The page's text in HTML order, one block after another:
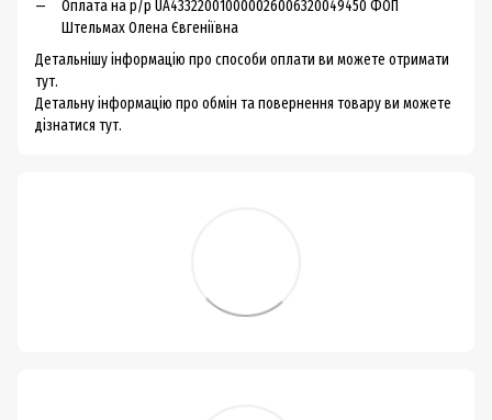
Оплата на р/р UA433220010000026006320049450 ФОП
Штельмах Олена Євгеніївна
Детальнішу інформацію про способи оплати ви можете отримати
тут.
Детальну інформацію про обмін та повернення товару ви можете
дізнатися тут.